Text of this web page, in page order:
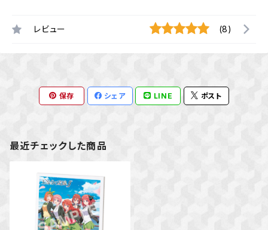
レビュー (8)
保存 シェア LINE ポスト
最近チェックした商品